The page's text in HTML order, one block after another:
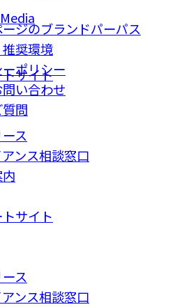
ジのブランドパーパス
奨環境
ポリシー
い合わせ
問
サイト
ス
ンス相談窓⼝
サイト
ス
ンス相談窓⼝